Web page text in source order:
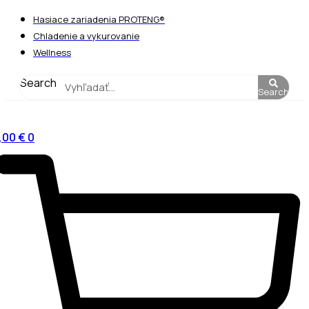
Preskočiť
obsah
Hasiace zariadenia PROTENG®
Chladenie a vykurovanie
Wellness
Search
Search
€ 0